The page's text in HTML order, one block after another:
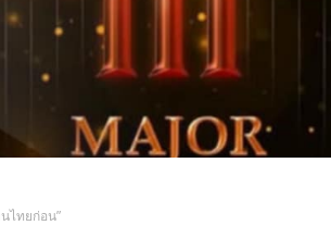
ไทยก่อน”